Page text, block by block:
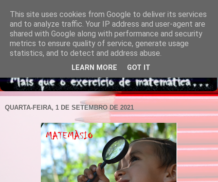
QUARTA-FEIRA, 1 DE SETEMBRO DE 2021
This site uses cookies from Google to deliver its services
and to analyze traffic. Your IP address and user-agent are
shared with Google along with performance and security
metrics to ensure quality of service, generate usage
statistics, and to detect and address abuse.
LEARN MORE GOT IT